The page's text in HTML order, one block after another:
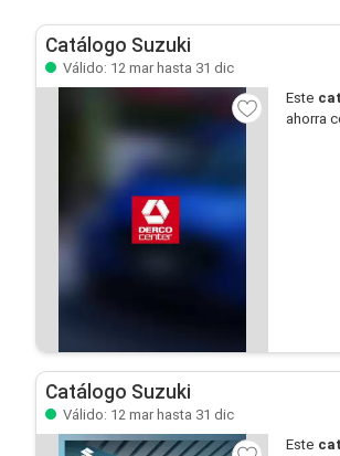
Catálogo Suzuki
Válido: 12 mar hasta 31 dic
Este
ahorra
Catálogo Suzuki
Válido: 12 mar hasta 31 dic
Este